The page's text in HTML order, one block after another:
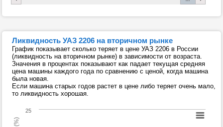
Ликвидность УАЗ 2206 на вторичном рынке
График показывает сколько теряет в цене УАЗ 2206 в России
(ликвидность на вторичном рынке) в зависимости от возраста.
Значения в процентах показывают как падает текущая средняя
цена машины каждого года по сравнению с ценой, когда машина
была новая.
Если машина старых годов растет в цене либо теряет очень мало,
то ликвидность хорошая.
25